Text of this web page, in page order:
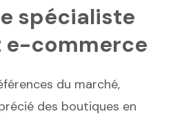
spécialiste
e-commerce
du marché,
des boutiques en